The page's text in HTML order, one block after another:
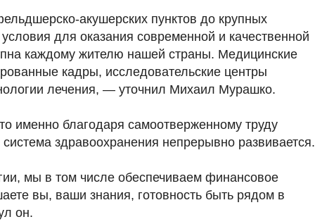
акушерских пунктов до крупных
для оказания современной и качественной
каждому жителю нашей страны. Медицинские
кадры, исследовательские центры
лечения, — уточнил Михаил Мурашко.
именно благодаря самоотверженному труду
здравоохранения непрерывно развивается.
мы в том числе обеспечиваем финансовое
вы, ваши знания, готовность быть рядом в
он.